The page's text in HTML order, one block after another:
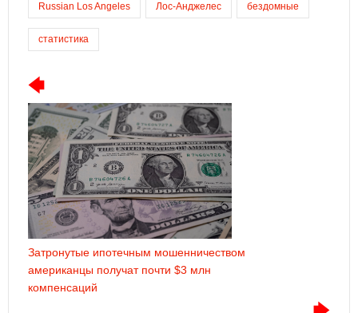
Russian Los Angeles Лос-Анджелес бездомные
статистика
Затронутые ипотечным мошенничеством
американцы получат почти $3 млн
компенсаций